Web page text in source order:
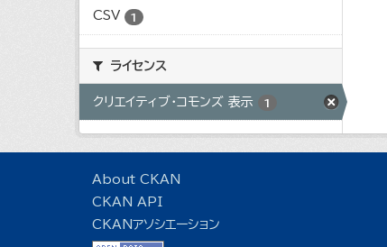
CSV 1
ライセンス
クリエイティブ・コモンズ 表示 1
About CKAN
CKAN API
CKANアソシエーション